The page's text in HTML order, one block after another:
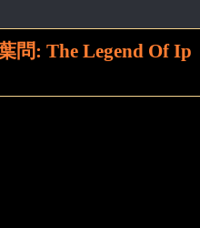
問: The Legend Of Ip